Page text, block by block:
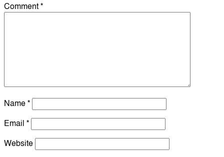
Comment*
Name*
Email *
Website